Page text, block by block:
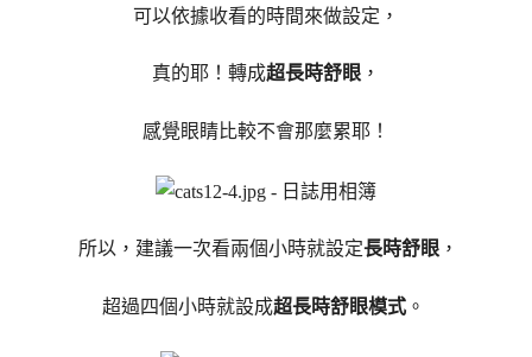
可以依據收看的時間來做設定，
真的耶！轉成超長時舒眼 ，
感覺眼睛比較不會那麼累耶！
所以，建議一次看兩個小時就設定長時舒眼 ，
超過四個小時就設成超長時舒眼模式 。